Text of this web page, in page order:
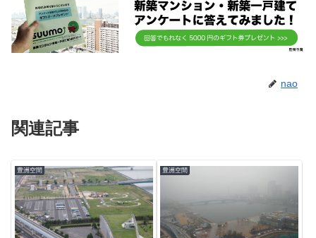
nao
関連記事
豊洲空間 豊洲空間